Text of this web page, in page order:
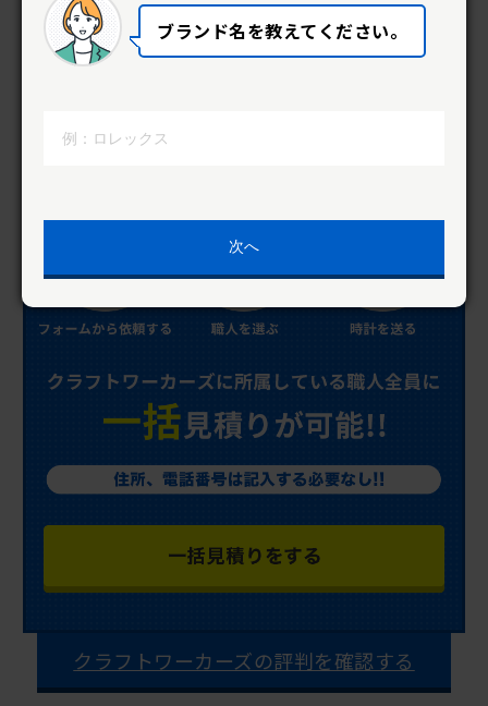
クラフトワーカーズの評判を確認する
ブランド名を教えてください。
次へ